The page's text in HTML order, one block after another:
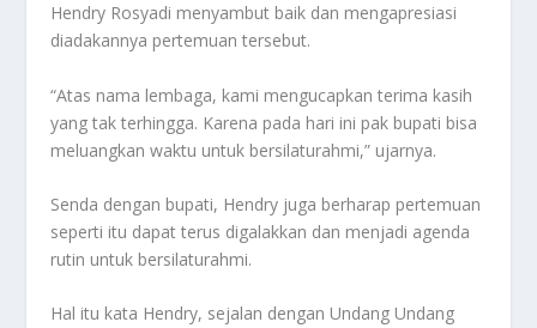
Hendry Rosyadi menyambut baik dan mengapresiasi
diadakannya pertemuan tersebut.
“Atas nama lembaga, kami mengucapkan terima kasih
yang tak terhingga. Karena pada hari ini pak bupati bisa
meluangkan waktu untuk bersilaturahmi,” ujarnya.
Senda dengan bupati, Hendry juga berharap pertemuan
seperti itu dapat terus digalakkan dan menjadi agenda
rutin untuk bersilaturahmi.
Hal itu kata Hendry, sejalan dengan Undang Undang